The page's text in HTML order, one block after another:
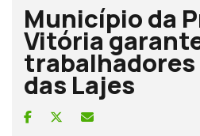
Município da
Vitória
trabalhadores
das Lajes